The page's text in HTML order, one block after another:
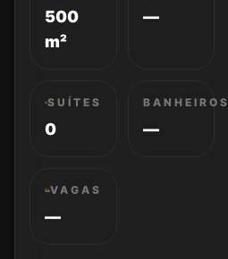
500
m²
—
SUÍTES
0
BANHEIROS
—
VAGAS
—